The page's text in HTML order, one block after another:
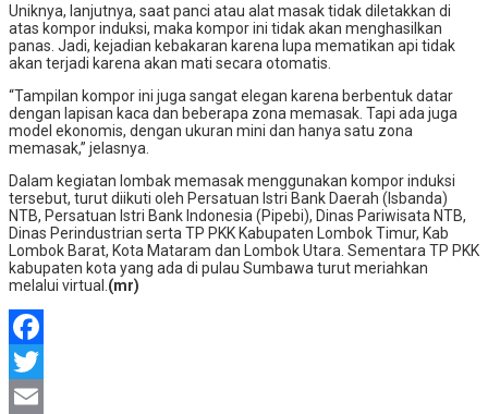
Uniknya, lanjutnya, saat panci atau alat masak tidak diletakkan di
atas kompor induksi, maka kompor ini tidak akan menghasilkan
panas. Jadi, kejadian kebakaran karena lupa mematikan api tidak
akan terjadi karena akan mati secara otomatis.
“Tampilan kompor ini juga sangat elegan karena berbentuk datar
dengan lapisan kaca dan beberapa zona memasak. Tapi ada juga
model ekonomis, dengan ukuran mini dan hanya satu zona
memasak,” jelasnya.
Dalam kegiatan lombak memasak menggunakan kompor induksi
tersebut, turut diikuti oleh Persatuan Istri Bank Daerah (Isbanda)
NTB, Persatuan Istri Bank Indonesia (Pipebi), Dinas Pariwisata NTB,
Dinas Perindustrian serta TP PKK Kabupaten Lombok Timur, Kab
Lombok Barat, Kota Mataram dan Lombok Utara. Sementara TP PKK
kabupaten kota yang ada di pulau Sumbawa turut meriahkan
melalui virtual. (mr)
Facebook
Twitter